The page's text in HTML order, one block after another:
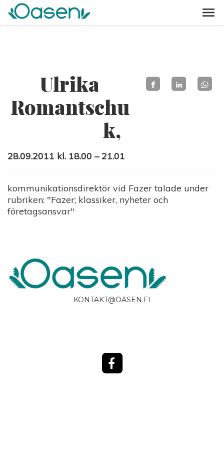
Ulrika
Romantschu
k,
28.09.2011 kl. 18.00 – 21.01
kommunikationsdirektör vid Fazer talade under
rubriken: "Fazer; klassiker, nyheter och
företagsansvar"
KONTAKT@OASEN.FI